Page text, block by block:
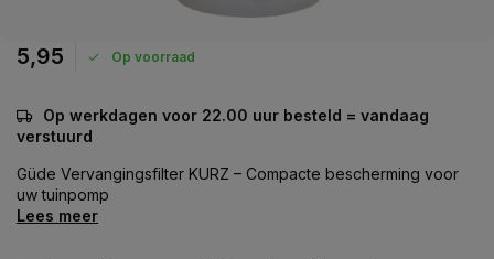
5,95 Op voorraad
Op werkdagen voor 22.00 uur besteld = vandaag
verstuurd
Güde Vervangingsfilter KURZ – Compacte bescherming voor
uw tuinpomp
Lees meer